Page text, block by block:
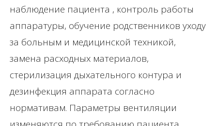
наблюдение пациента , контроль работы
аппаратуры, обучение родственников уходу
за больным и медицинской техникой,
замена расходных материалов,
стерилизация дыхательного контура и
дезинфекция аппарата согласно
нормативам. Параметры вентиляции